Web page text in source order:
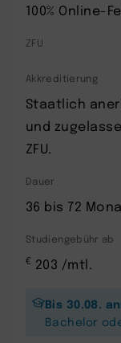
100% Online-
ZFU
Akkreditierung
Staatlich
und
ZFU.
Dauer
36 bis 72
Studiengebühr ab
€ 203 /mtl.
Bis 30.08.
Bachelor